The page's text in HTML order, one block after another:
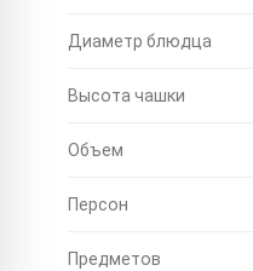
Диаметр блюдца
Высота чашки
Объем
Персон
Предметов